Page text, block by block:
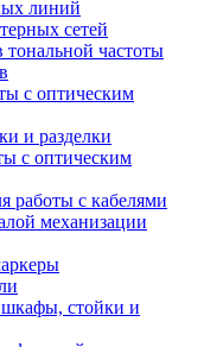
линий
сетей
частоты
с оптическим
и разделки
с оптическим
работы с кабелями
механизации